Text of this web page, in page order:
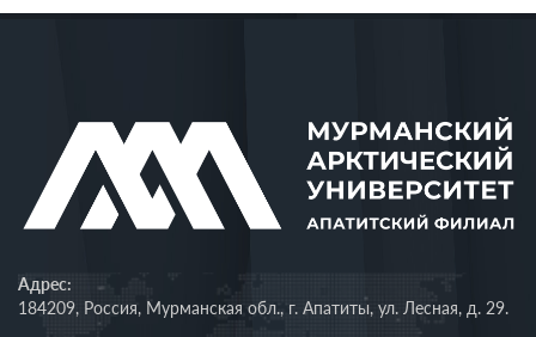
Адрес:
184209, Россия, Мурманская обл., г. Апатиты, ул. Лесная, д. 29.